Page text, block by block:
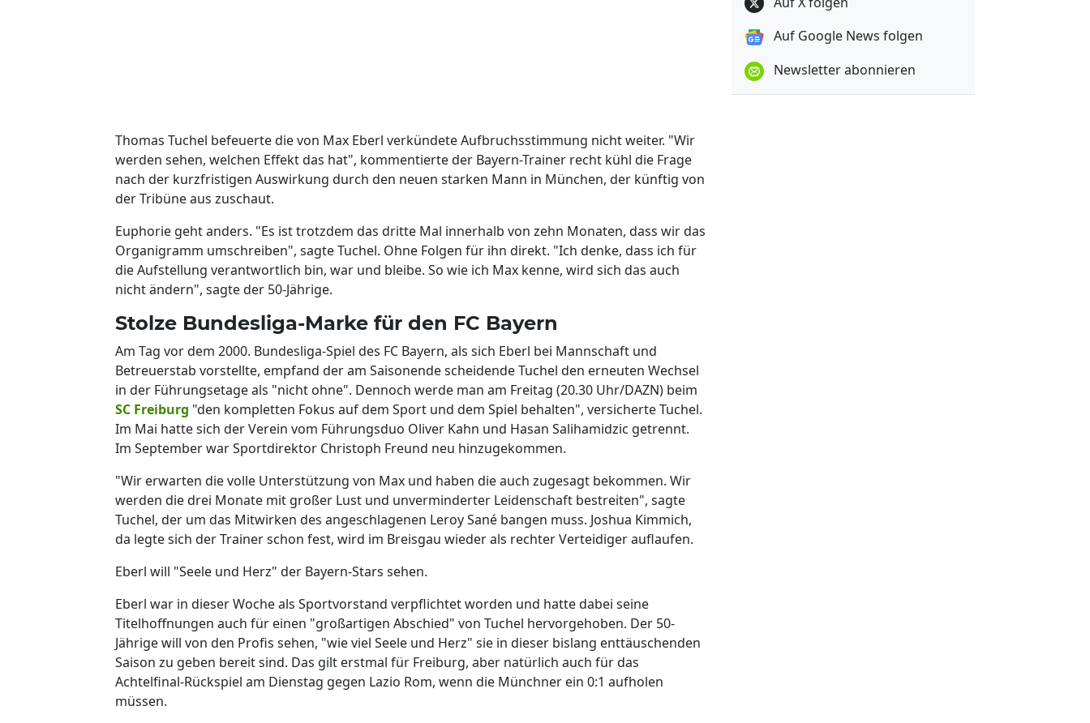
Thomas Tuchel befeuerte die von Max Eberl verkündete Aufbruchsstimmung nicht weiter. "Wir
werden sehen, welchen Effekt das hat", kommentierte der Bayern-Trainer recht kühl die Frage
nach der kurzfristigen Auswirkung durch den neuen starken Mann in München, der künftig von
der Tribüne aus zuschaut.
Euphorie geht anders. "Es ist trotzdem das dritte Mal innerhalb von zehn Monaten, dass wir das
Organigramm umschreiben", sagte Tuchel. Ohne Folgen für ihn direkt. "Ich denke, dass ich für
die Aufstellung verantwortlich bin, war und bleibe. So wie ich Max kenne, wird sich das auch
nicht ändern", sagte der 50-Jährige.
Stolze Bundesliga-Marke für den FC Bayern
Am Tag vor dem 2000. Bundesliga-Spiel des FC Bayern, als sich Eberl bei Mannschaft und
Betreuerstab vorstellte, empfand der am Saisonende scheidende Tuchel den erneuten Wechsel
in der Führungsetage als "nicht ohne". Dennoch werde man am Freitag (20.30 Uhr/DAZN) beim
SC Freiburg "den kompletten Fokus auf dem Sport und dem Spiel behalten", versicherte Tuchel.
Im Mai hatte sich der Verein vom Führungsduo Oliver Kahn und Hasan Salihamidzic getrennt.
Im September war Sportdirektor Christoph Freund neu hinzugekommen.
"Wir erwarten die volle Unterstützung von Max und haben die auch zugesagt bekommen. Wir
werden die drei Monate mit großer Lust und unverminderter Leidenschaft bestreiten", sagte
Tuchel, der um das Mitwirken des angeschlagenen Leroy Sané bangen muss. Joshua Kimmich,
da legte sich der Trainer schon fest, wird im Breisgau wieder als rechter Verteidiger auflaufen.
Eberl will "Seele und Herz" der Bayern-Stars sehen.
Eberl war in dieser Woche als Sportvorstand verpflichtet worden und hatte dabei seine
Titelhoffnungen auch für einen "großartigen Abschied" von Tuchel hervorgehoben. Der 50-
Jährige will von den Profis sehen, "wie viel Seele und Herz" sie in dieser bislang enttäuschenden
Saison zu geben bereit sind. Das gilt erstmal für Freiburg, aber natürlich auch für das
Achtelfinal-Rückspiel am Dienstag gegen Lazio Rom, wenn die Münchner ein 0:1 aufholen
müssen.
Auf Google News folgen
Newsletter abonnieren